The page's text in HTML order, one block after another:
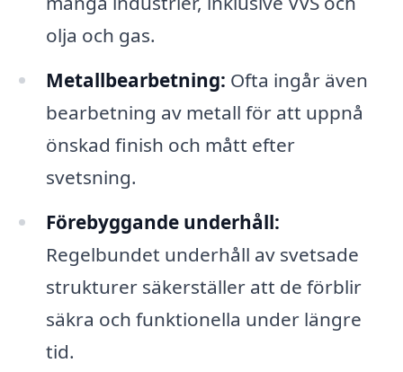
olja och gas.
Metallbearbetning: Ofta ingår även
bearbetning av metall för att uppnå
önskad finish och mått efter
svetsning.
Förebyggande underhåll:
Regelbundet underhåll av svetsade
strukturer säkerställer att de förblir
säkra och funktionella under längre
tid.